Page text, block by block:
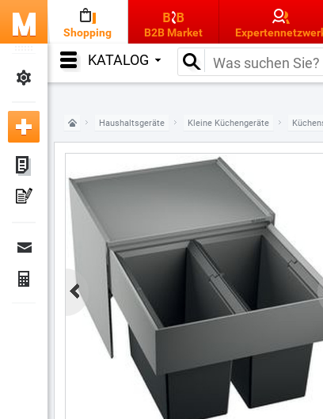
Shopping B2B Market
KATALOG
Haushaltsgeräte Kleine Küchengeräte